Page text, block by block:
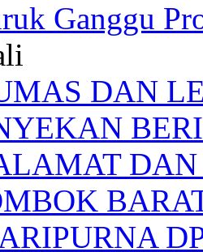
Ganggu
DAN
DAN